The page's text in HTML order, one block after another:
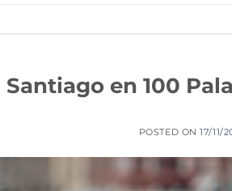
Santiago en 100
POSTED ON17/11/